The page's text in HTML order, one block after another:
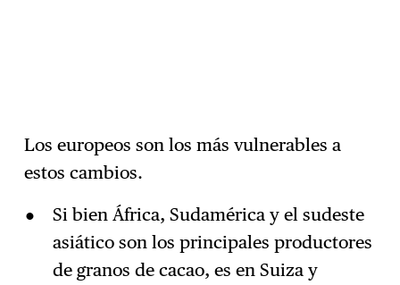
Los europeos son los más vulnerables a
estos cambios.
Si bien África, Sudamérica y el sudeste
asiático son los principales productores
de granos de cacao, es en Suiza y